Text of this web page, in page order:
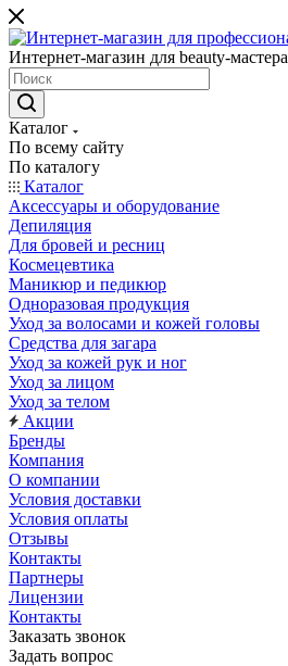
Интернет-магазин для beauty-мастера
Каталог
По всему сайту
По каталогу
Каталог
Аксессуары и оборудование
Депиляция
Для бровей и ресниц
Космецевтика
Маникюр и педикюр
Одноразовая продукция
Уход за волосами и кожей головы
Средства для загара
Уход за кожей рук и ног
Уход за лицом
Уход за телом
Акции
Бренды
Компания
О компании
Условия доставки
Условия оплаты
Отзывы
Контакты
Партнеры
Лицензии
Контакты
Заказать звонок
Задать вопрос